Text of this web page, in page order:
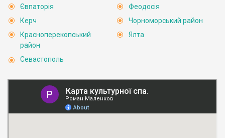
Євпаторія
Керч
Красноперекопський
район
Севастополь
Феодосія
Чорноморський район
Ялта